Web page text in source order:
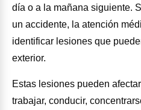
día o a la mañana siguiente.
un accidente, la atención
identificar lesiones que
exterior.
Estas lesiones pueden
trabajar, conducir,